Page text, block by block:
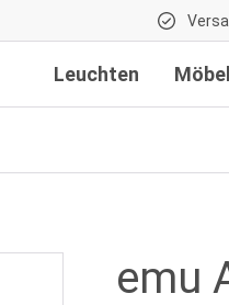
Leuchten Möbel
emu